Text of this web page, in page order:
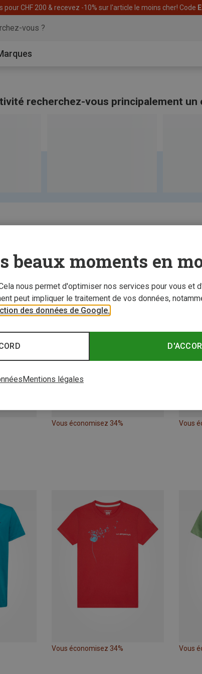
pour CHF 200 & recevez -10% sur l'article le moins cher! Code
recherchez-vous principalement un
Vous économisez 34% Vous
Vous économisez 34% Vous
beaux moments en
nous permet d'optimiser nos services pour vous et
peut impliquer le traitement de vos données,
des données de Google.
Mentions légales